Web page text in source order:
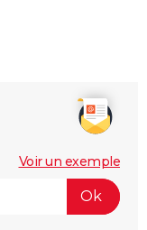
Voir un exemple